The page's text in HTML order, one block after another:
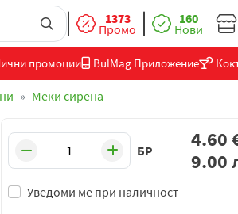
1373
Промо
160
Нови
промоции BulMag Приложение
Меки сирена
БР
Уведоми ме при наличност
4.60
9.00